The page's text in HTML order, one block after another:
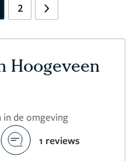
2 Next
Hoogeveen
in de omgeving
1 reviews